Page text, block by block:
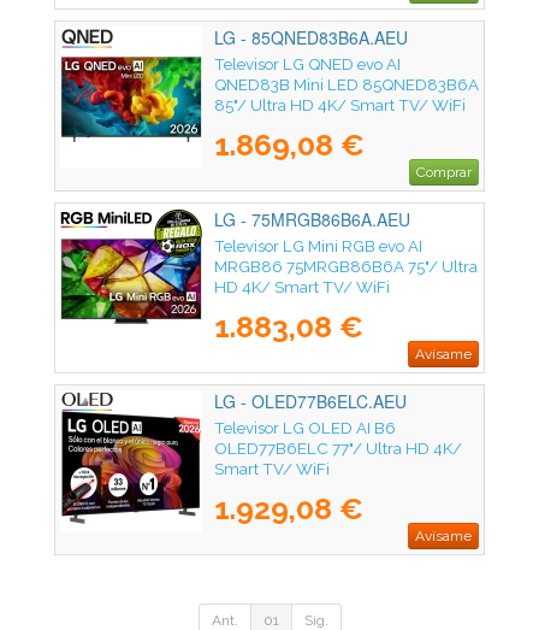
LG - 85QNED83B6A.AEU
Televisor LG QNED evo AI
QNED83B Mini LED 85QNED83B6A
85"/ Ultra HD 4K/ Smart TV/ WiFi
1.869,08 €
Comprar
LG - 75MRGB86B6A.AEU
Televisor LG Mini RGB evo AI
MRGB86 75MRGB86B6A 75"/ Ultra
HD 4K/ Smart TV/ WiFi
1.883,08 €
Avísame
LG - OLED77B6ELC.AEU
Televisor LG OLED AI B6
OLED77B6ELC 77"/ Ultra HD 4K/
Smart TV/ WiFi
1.929,08 €
Avísame
Ant. 01 Sig.